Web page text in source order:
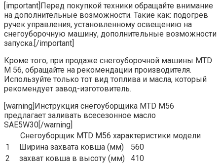
[important]Перед покупкой техники обращайте внимание
на дополнительные возможности. Такие как: подогрев
ручек управления, установленному освещению на
снегоуборочную машину, дополнительные возможности
запуска.[/important]
Кроме того, при продаже снегоуборочной машины MTD
M 56, обращайте на рекомендации производителя.
Используйте только тот вид топлива и масла, который
рекомендует завод-изготовитель.
[warning]Инструкция снегоуборщика MTD M56
предлагает заливать всесезонное масло
SAE5W30[/warning]
Снегоуборщик MTD M56 характеристики модели
1
Ширина захвата ковша (мм)
560
2
захват ковша в высоту (мм)
410